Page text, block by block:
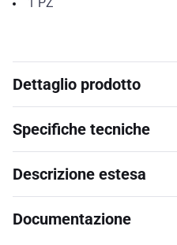
Dettaglio prodotto
Specifiche tecniche
Descrizione estesa
Documentazione